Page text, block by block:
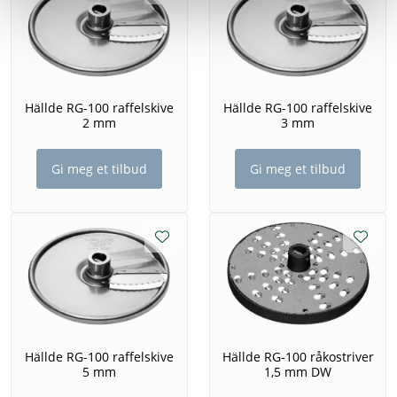
Hällde RG-100 raffelskive
2 mm
Gi meg et tilbud
Hällde RG-100 raffelskive
3 mm
Gi meg et tilbud
Hällde RG-100 raffelskive
5 mm
Hällde RG-100 råkostriver
1,5 mm DW